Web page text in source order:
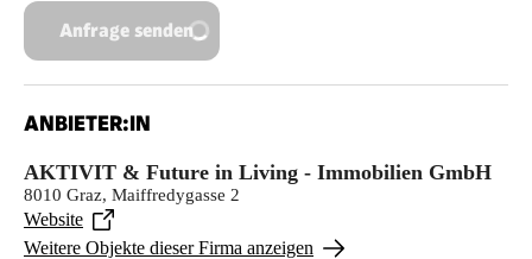
Anfrage senden
ANBIETER:IN
AKTIVIT & Future in Living - Immobilien GmbH
8010 Graz, Maiffredygasse 2
Website
Weitere Objekte dieser Firma anzeigen